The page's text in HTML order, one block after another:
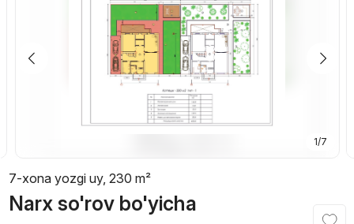
1/7
7-xona yozgi uy, 230 m²
Narx so'rov bo'yicha